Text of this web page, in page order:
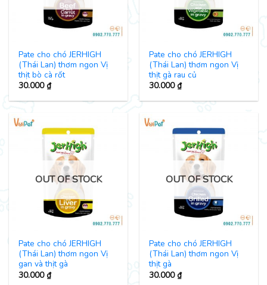
Pate cho chó JERHIGH
(Thái Lan) thơm ngon Vị
thịt bò cà rốt
30.000₫
Pate cho chó JERHIGH
(Thái Lan) thơm ngon Vị
thịt gà rau củ
30.000₫
OUT OF STOCK
Pate cho chó JERHIGH
(Thái Lan) thơm ngon Vị
gan và thịt gà
30.000₫
OUT OF STOCK
Pate cho chó JERHIGH
(Thái Lan) thơm ngon Vị
thịt gà
30.000₫